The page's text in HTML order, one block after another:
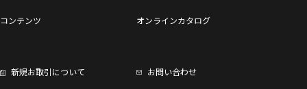
コンテンツ オンラインカタログ
新規お取引について お問い合わせ